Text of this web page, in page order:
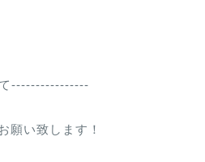
----------------
願い致します！